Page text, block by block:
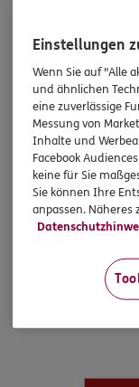
ver.di:
Als ver.di
Angehörigen
ERGO. Nutzen
Einstellungen
Wenn Sie auf "Alle
und ähnlichen
eine zuverlässige
Messung von
Inhalte und
Facebook
keine für Sie
Sie können Ihre
anpassen. Näheres